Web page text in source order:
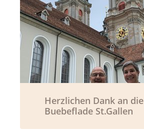
Herzlichen Dank an die
Buebeflade St.Gallen